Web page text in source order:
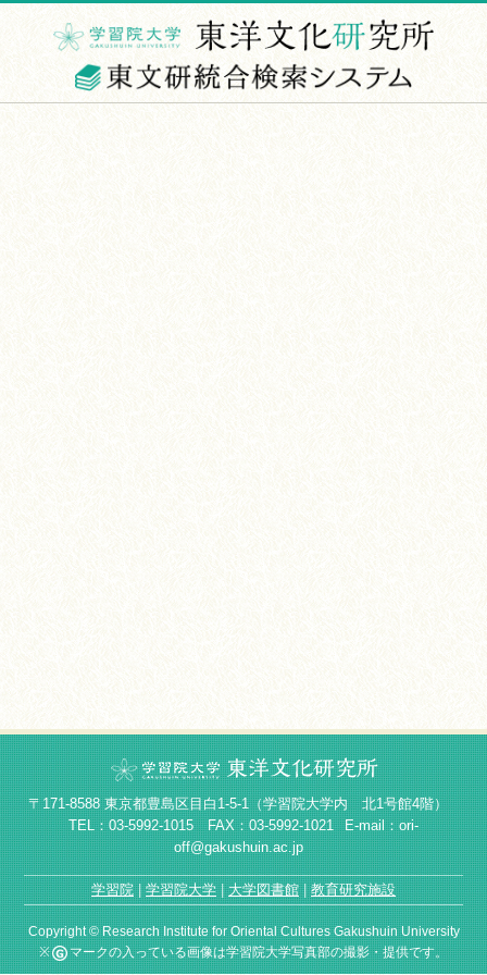
〒171-8588 東京都豊島区目白1-5-1（学習院大学内 北1号館4階）
TEL：03-5992-1015 FAX：03-5992-1021
E-mail：ori-
off@gakushuin.ac.jp
学習院 学習院大学 大学図書館 教育研究施設
Copyright © Research Institute for Oriental Cultures Gakushuin University
※
マークの入っている画像は学習院大学写真部の撮影・提供です。